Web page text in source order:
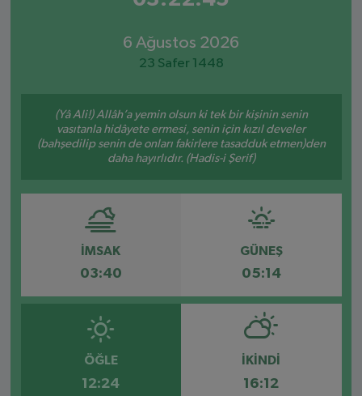
6 Ağustos 2026
23 Safer 1448
(Yâ Ali!) Allâh’a yemin olsun ki tek bir kişinin senin
vasıtanla hidâyete ermesi, senin için kızıl develer
(bahşedilip senin de onları fakirlere tasadduk etmen)den
daha hayırlıdır. (Hadis-i Şerif)
İMSAK
03:40
GÜNEŞ
05:14
ÖĞLE
12:24
İKINDI
16:12